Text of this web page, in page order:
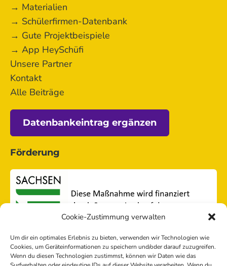
Cookie-Zustimmung verwalten
Um dir ein optimales Erlebnis zu bieten, verwenden wir Technologien wie
Cookies, um Geräteinformationen zu speichern und/oder darauf zuzugreifen.
Wenn du diesen Technologien zustimmst, können wir Daten wie das
→ Materialien
→ Schülerfirmen-Datenbank
→ Gute Projektbeispiele
→ App HeySchüfi
Unsere Partner
Kontakt
Alle Beiträge
Datenbankeintrag ergänzen
Förderung